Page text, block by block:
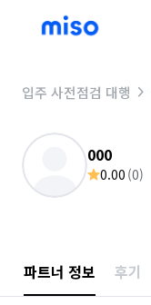
입주 사전점검 대행
000
0.00 (0)
파트너 정보 후기